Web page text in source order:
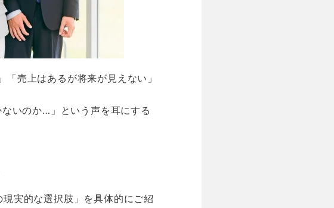
売上はあるが将来が見えない」
いのか…」という声を耳にする
実的な選択肢」を具体的にご紹